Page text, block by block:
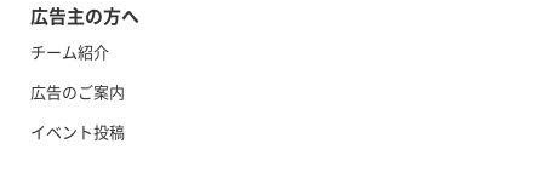
広告主の方へ
チーム紹介
広告のご案内
イベント投稿